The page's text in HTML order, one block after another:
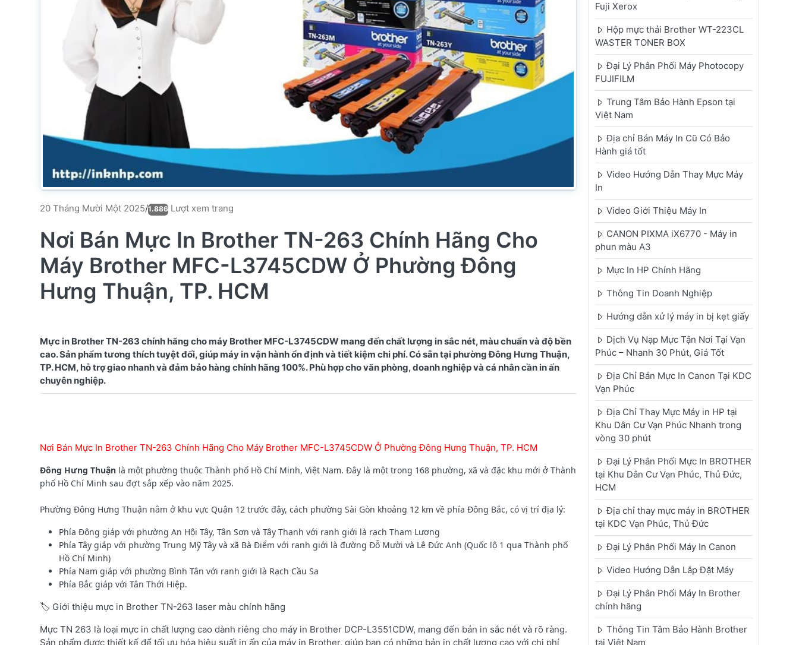
20 Tháng Mười Một 2025/1.886 Lượt xem trang
Nơi Bán Mực In Brother TN-263 Chính Hãng Cho
Máy Brother MFC-L3745CDW Ở Phường Đông
Hưng Thuận, TP. HCM
Mực in Brother TN-263 chính hãng cho máy Brother MFC-L3745CDW mang đến chất lượng in sắc nét, màu chuẩn và độ bền
cao. Sản phẩm tương thích tuyệt đối, giúp máy in vận hành ổn định và tiết kiệm chi phí. Có sẵn tại phường Đông Hưng Thuận,
TP. HCM, hỗ trợ giao nhanh và đảm bảo hàng chính hãng 100%. Phù hợp cho văn phòng, doanh nghiệp và cá nhân cần in ấn
Nơi Bán Mực In Brother TN-263 Chính Hãng Cho Máy Brother MFC-L3745CDW Ở Phường Đông Hưng Thuận, TP. HCM
Đông Hưng Thuận là một phường thuộc Thành phố Hồ Chí Minh, Việt Nam. Đây là một trong 168 phường, xã và đặc khu mới ở Thành
phố Hồ Chí Minh sau đợt sắp xếp vào năm 2025.
Phường Đông Hưng Thuận nằm ở khu vực Quận 12 trước đây, cách phường Sài Gòn khoảng 12 km về phía Đông Bắc, có vị trí địa lý:
Phía Đông giáp với phường An Hội Tây, Tân Sơn và Tây Thạnh với ranh giới là rạch Tham Lương
Phía Tây giáp với phường Trung Mỹ Tây và xã Bà Điểm với ranh giới là đường Đỗ Mười và Lê Đức Anh (Quốc lộ 1 qua Thành phố
Hồ Chí Minh)
Phía Nam giáp với phường Bình Tân với ranh giới là Rạch Cầu Sa
Phía Bắc giáp với Tân Thới Hiệp.
🏷️ Giới thiệu mực in Brother TN-263 laser màu chính hãng
Mực TN 263 là loại mực in chất lượng cao dành riêng cho máy in Brother DCP-L3551CDW, mang đến bản in sắc nét và rõ ràng.
Sản phẩm được thiết kế để tối ưu hóa hiệu suất in ấn của máy in Brother, giúp bạn có những bản in chất lượng cao với chi phí
Fuji Xerox
Hộp mực thải Brother WT-223CL
WASTER TONER BOX
Đại Lý Phân Phối Máy Photocopy
FUJIFILM
Trung Tâm Bảo Hành Epson tại
Việt Nam
Địa chỉ Bán Máy In Cũ Có Bảo
Hành giá tốt
Video Hướng Dẫn Thay Mực Máy
In
Video Giới Thiệu Máy In
CANON PIXMA iX6770 - Máy in
phun màu A3
Mực In HP Chính Hãng
Thông Tin Doanh Nghiệp
Hướng dẫn xử lý máy in bị kẹt giấy
Dịch Vụ Nạp Mực Tận Nơi Tại Vạn
Phúc – Nhanh 30 Phút, Giá Tốt
Địa Chỉ Bán Mực In Canon Tại KDC
Vạn Phúc
Địa Chỉ Thay Mực Máy in HP tại
Khu Dân Cư Vạn Phúc Nhanh trong
vòng 30 phút
Đại Lý Phân Phối Mực In BROTHER
tại Khu Dân Cư Vạn Phúc, Thủ Đức,
HCM
Địa chỉ thay mực máy in BROTHER
tại KDC Vạn Phúc, Thủ Đức
Đại Lý Phân Phối Máy In Canon
Video Hướng Dẫn Lắp Đặt Máy
Đại Lý Phân Phối Máy In Brother
chính hãng
Thông Tin Tâm Bảo Hành Brother
tại Việt Nam